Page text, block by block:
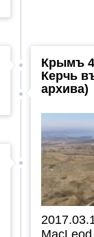
Крымъ
Керчь
архива)